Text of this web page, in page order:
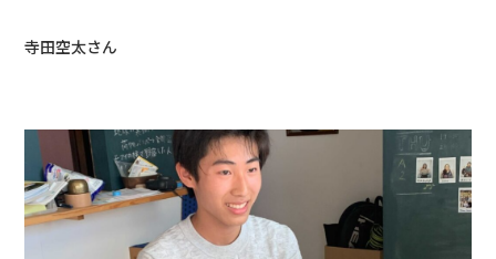
寺田空太さん